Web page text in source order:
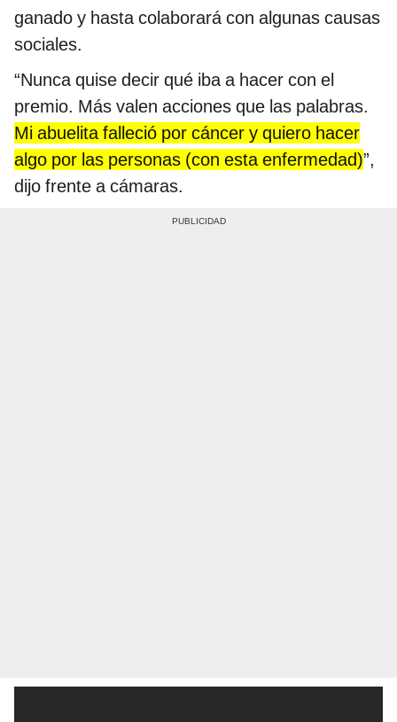
ganado y hasta colaborará con algunas causas
sociales.
“Nunca quise decir qué iba a hacer con el
premio. Más valen acciones que las palabras.
Mi abuelita falleció por cáncer y quiero hacer
algo por las personas (con esta enfermedad)”,
dijo frente a cámaras.